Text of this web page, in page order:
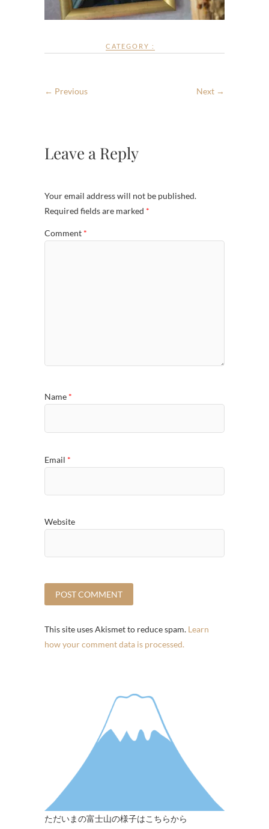
CATEGORY :
← Previous Next →
Leave a Reply
Your email address will not be published.
Required fields are marked *
Comment *
Name *
Email *
Website
This site uses Akismet to reduce spam. Learn
how your comment data is processed.
ただいまの富士山の様子はこちらから